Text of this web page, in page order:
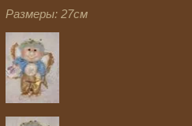
Размеры: 27см